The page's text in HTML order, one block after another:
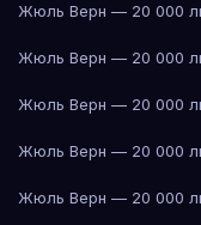
Жюль Верн — 20 000
Жюль Верн — 20 000
Жюль Верн — 20 000
Жюль Верн — 20 000
Жюль Верн — 20 000